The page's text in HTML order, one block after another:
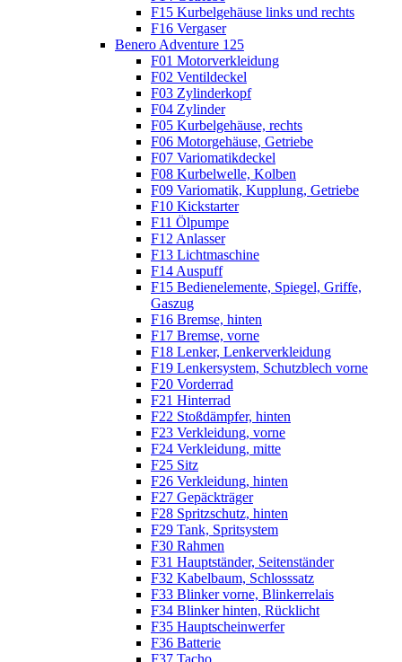
F15 Kurbelgehäuse links und rechts
F16 Vergaser
Benero Adventure 125
F01 Motorverkleidung
F02 Ventildeckel
F03 Zylinderkopf
F04 Zylinder
F05 Kurbelgehäuse, rechts
F06 Motorgehäuse, Getriebe
F07 Variomatikdeckel
F08 Kurbelwelle, Kolben
F09 Variomatik, Kupplung, Getriebe
F10 Kickstarter
F11 Ölpumpe
F12 Anlasser
F13 Lichtmaschine
F14 Auspuff
F15 Bedienelemente, Spiegel, Griffe,
Gaszug
F16 Bremse, hinten
F17 Bremse, vorne
F18 Lenker, Lenkerverkleidung
F19 Lenkersystem, Schutzblech vorne
F20 Vorderrad
F21 Hinterrad
F22 Stoßdämpfer, hinten
F23 Verkleidung, vorne
F24 Verkleidung, mitte
F25 Sitz
F26 Verkleidung, hinten
F27 Gepäckträger
F28 Spritzschutz, hinten
F29 Tank, Spritsystem
F30 Rahmen
F31 Hauptständer, Seitenständer
F32 Kabelbaum, Schlosssatz
F33 Blinker vorne, Blinkerrelais
F34 Blinker hinten, Rücklicht
F35 Hauptscheinwerfer
F36 Batterie
F37 Tacho